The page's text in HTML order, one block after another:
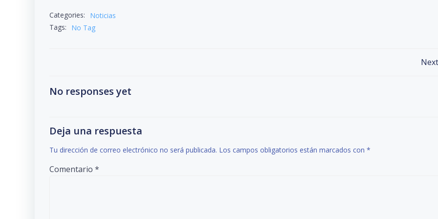
Categories:
Noticias
Tags:
No Tag
No responses yet
Deja una respuesta
Tu dirección de correo electrónico no será publicada. Los campos obligatorios están marcados con *
Comentario *